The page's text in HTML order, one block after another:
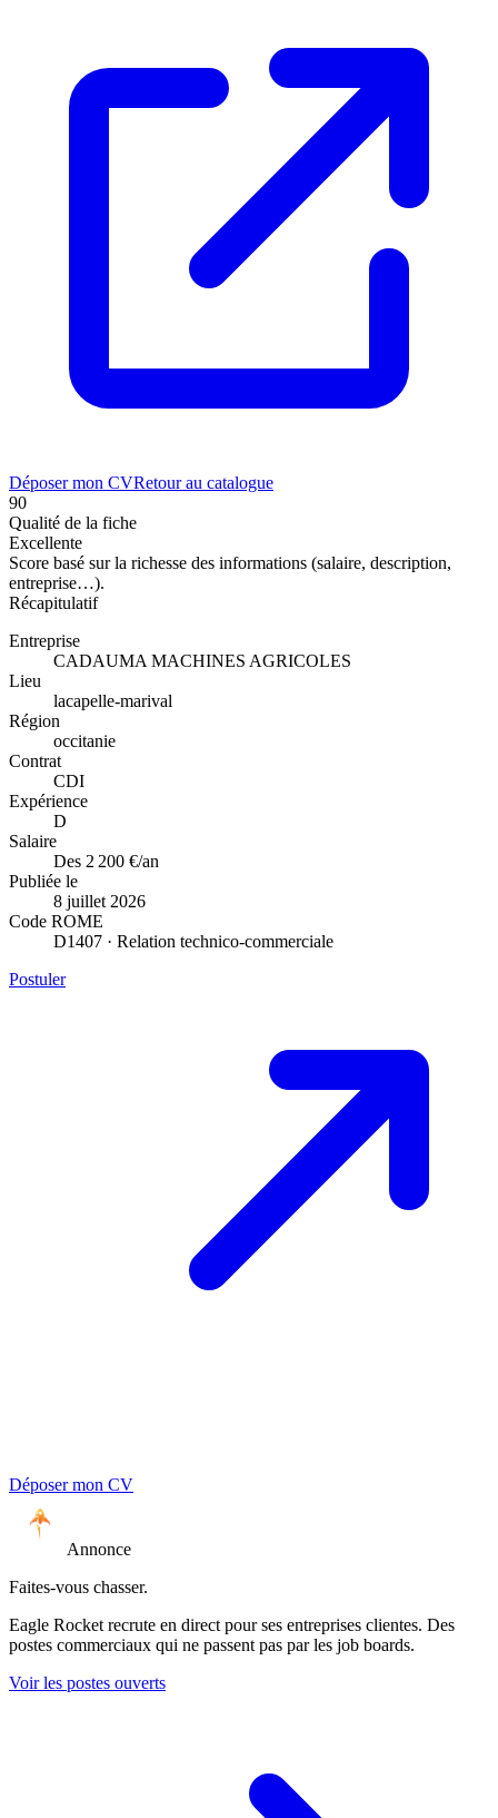
Déposer mon CVRetour au catalogue
90
Qualité de la fiche
Excellente
Score basé sur la richesse des informations (salaire, description,
entreprise…).
Récapitulatif
Entreprise
CADAUMA MACHINES AGRICOLES
Lieu
lacapelle-marival
Région
occitanie
Contrat
CDI
Expérience
D
Salaire
Des 2 200 €/an
Publiée le
8 juillet 2026
Code ROME
D1407 · Relation technico-commerciale
Postuler
Déposer mon CV
Annonce
Faites-vous chasser.
Eagle Rocket recrute en direct pour ses entreprises clientes. Des
postes commerciaux qui ne passent pas par les job boards.
Voir les postes ouverts